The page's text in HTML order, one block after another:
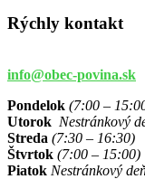
Rýchly kontakt
info@obec-povina.sk
Pondelok (7:00 –
Utorok Nestránkový
Streda (7:30 – 16:30)
Štvrtok (7:00 – 15:00)
Piatok Nestránkový